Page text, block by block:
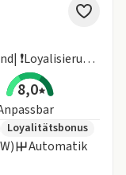
FR 1.0 TSI (116 PS) DSG |SHZ|Navi|Sound| ❗Loyalisierungsprämie❗Sofort verfügbar ❗
8,0
Loyalitätsbonus
Automatik